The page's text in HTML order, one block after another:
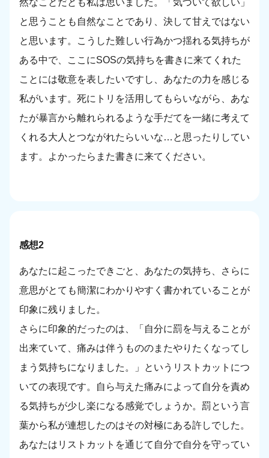
然なことだとも私は思いました。「気づいて欲しい」
と思うことも自然なことであり、決して甘えではない
と思います。こうした難しい行為かつ揺れる気持ちが
ある中で、ここにSOSの気持ちを書きに来てくれた
ことには敬意を表したいですし、あなたの力を感じる
私がいます。死にトリを活用してもらいながら、あな
たが暴言から離れられるような手だてを一緒に考えて
くれる大人とつながれたらいいな…と思ったりしてい
ます。よかったらまた書きに来てください。
感想2
あなたに起こったできごと、あなたの気持ち、さらに
意思がとても簡潔にわかりやすく書かれていることが
印象に残りました。
さらに印象的だったのは、「自分に罰を与えることが
出来ていて、痛みは伴うもののまたやりたくなってし
まう気持ちになりました。」というリストカットにつ
いての表現です。自ら与えた痛みによって自分を責め
る気持ちが少し楽になる感覚でしょうか。罰という言
葉から私が連想したのはその対極にある許しでした。
あなたはリストカットを通じて自分で自分を守ってい